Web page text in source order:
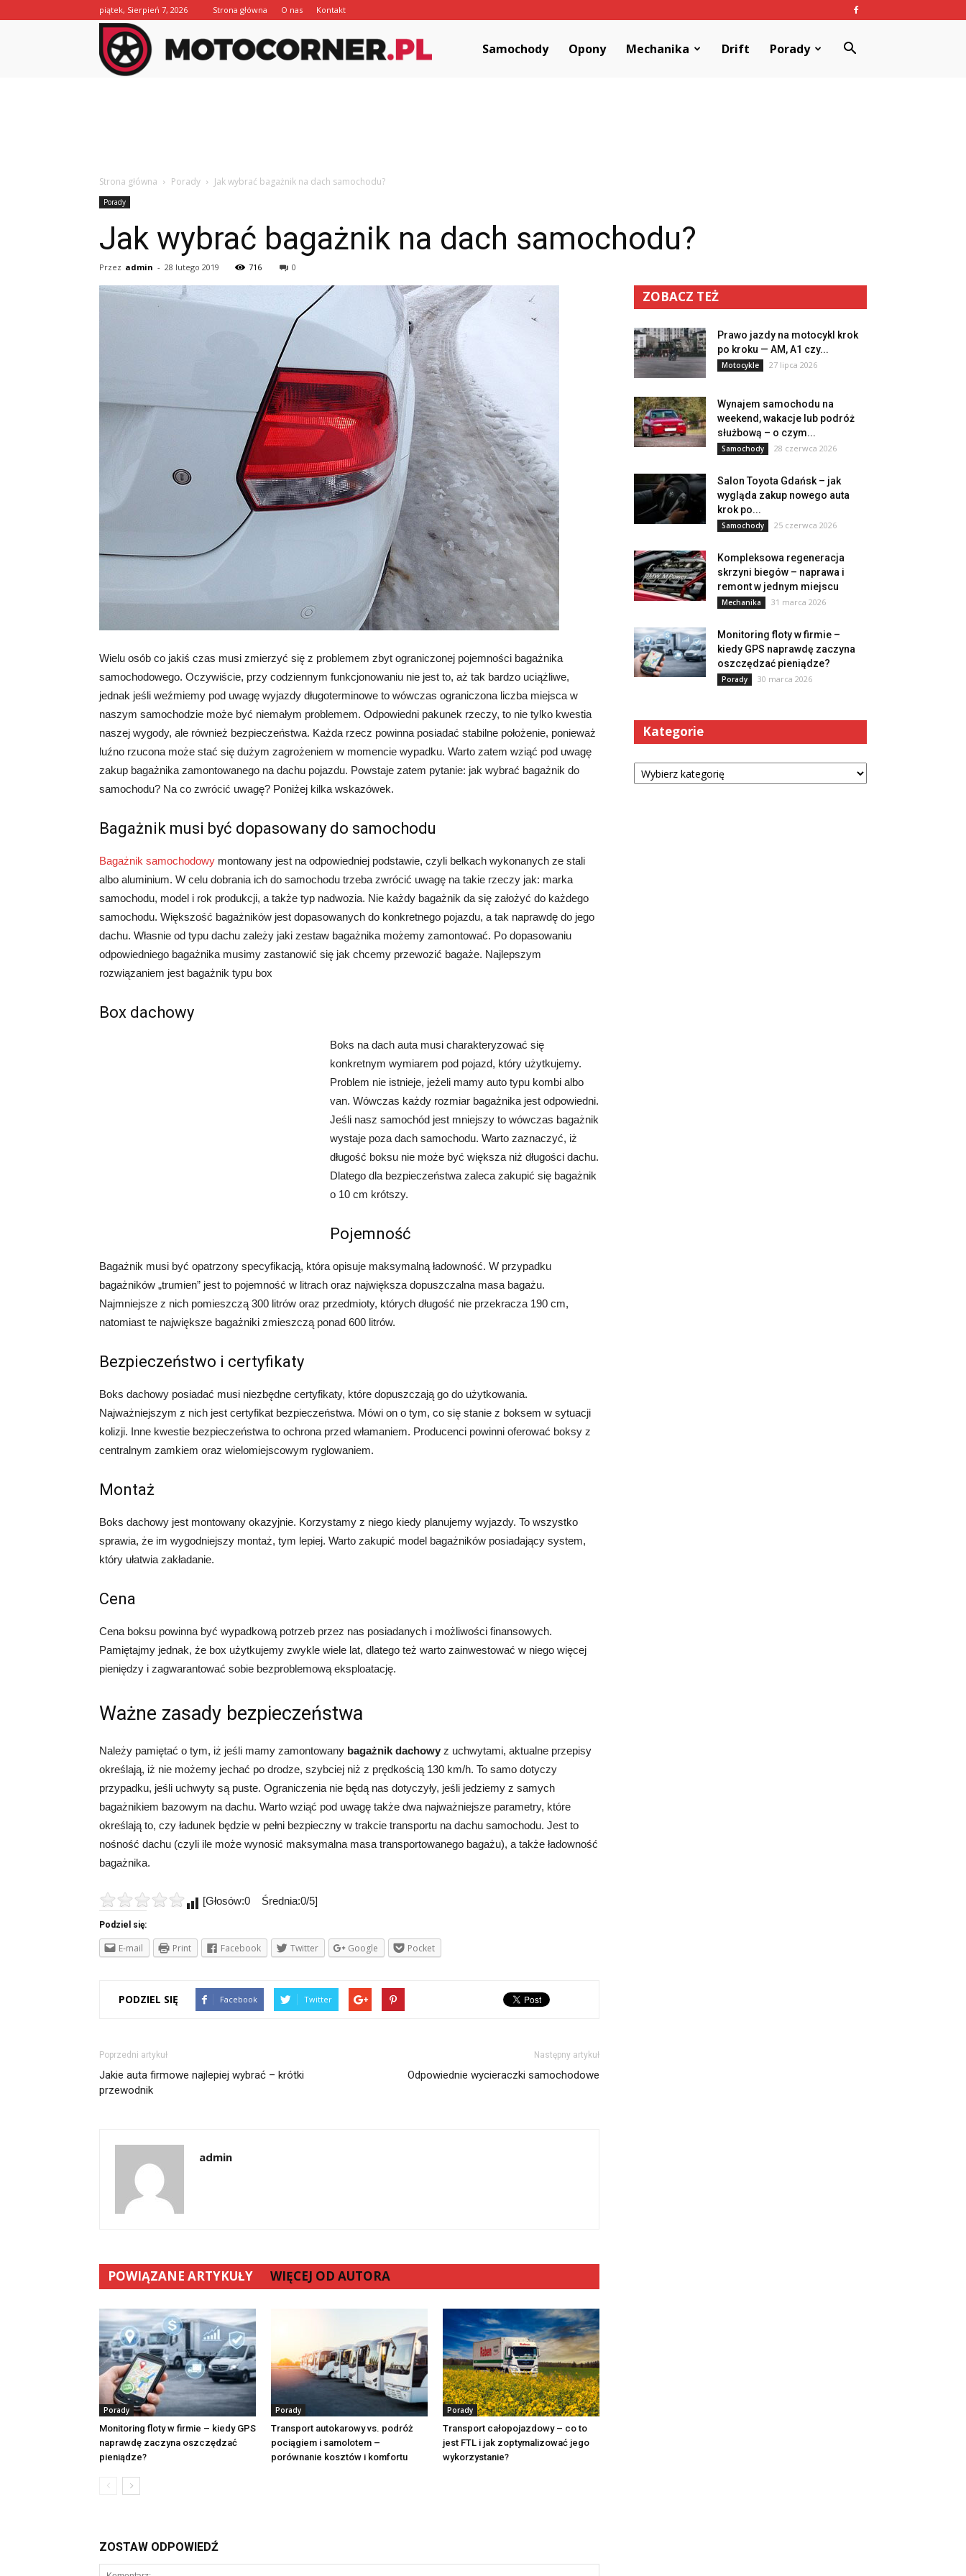
piątek, Sierpień 7, 2026 Strona główna O nas Kontakt
MotoCorner.plSamochody Opony Mechanika Drift Porady
Strona główna Porady Jak wybrać bagażnik na dach samochodu?
Porady
Jak wybrać bagażnik na dach samochodu?
Przez admin - 28 lutego 2019 716 0
Wielu osób co jakiś czas musi zmierzyć się z problemem zbyt ograniczonej pojemności bagażnika
samochodowego. Oczywiście, przy codziennym funkcjonowaniu nie jest to, aż tak bardzo uciążliwe,
jednak jeśli weźmiemy pod uwagę wyjazdy długoterminowe to wówczas ograniczona liczba miejsca w
naszym samochodzie może być niemałym problemem. Odpowiedni pakunek rzeczy, to nie tylko kwestia
naszej wygody, ale również bezpieczeństwa. Każda rzecz powinna posiadać stabilne położenie, ponieważ
luźno rzucona może stać się dużym zagrożeniem w momencie wypadku. Warto zatem wziąć pod uwagę
zakup bagażnika zamontowanego na dachu pojazdu. Powstaje zatem pytanie: jak wybrać bagażnik do
samochodu? Na co zwrócić uwagę? Poniżej kilka wskazówek.
Bagażnik musi być dopasowany do samochodu
Bagażnik samochodowy montowany jest na odpowiedniej podstawie, czyli belkach wykonanych ze stali
albo aluminium. W celu dobrania ich do samochodu trzeba zwrócić uwagę na takie rzeczy jak: marka
samochodu, model i rok produkcji, a także typ nadwozia. Nie każdy bagażnik da się założyć do każdego
samochodu. Większość bagażników jest dopasowanych do konkretnego pojazdu, a tak naprawdę do jego
dachu. Własnie od typu dachu zależy jaki zestaw bagażnika możemy zamontować. Po dopasowaniu
odpowiedniego bagażnika musimy zastanowić się jak chcemy przewozić bagaże. Najlepszym
rozwiązaniem jest bagażnik typu box
Box dachowy
Boks na dach auta musi charakteryzować się
konkretnym wymiarem pod pojazd, który użytkujemy.
Problem nie istnieje, jeżeli mamy auto typu kombi albo
van. Wówczas każdy rozmiar bagażnika jest odpowiedni.
Jeśli nasz samochód jest mniejszy to wówczas bagażnik
wystaje poza dach samochodu. Warto zaznaczyć, iż
długość boksu nie może być większa niż długości dachu.
Dlatego dla bezpieczeństwa zaleca zakupić się bagażnik
o 10 cm krótszy.
Pojemność
Bagażnik musi być opatrzony specyfikacją, która opisuje maksymalną ładowność. W przypadku
bagażników „trumien” jest to pojemność w litrach oraz największa dopuszczalna masa bagażu.
Najmniejsze z nich pomieszczą 300 litrów oraz przedmioty, których długość nie przekracza 190 cm,
natomiast te największe bagażniki zmieszczą ponad 600 litrów.
Bezpieczeństwo i certyfikaty
Boks dachowy posiadać musi niezbędne certyfikaty, które dopuszczają go do użytkowania.
Najważniejszym z nich jest certyfikat bezpieczeństwa. Mówi on o tym, co się stanie z boksem w sytuacji
kolizji. Inne kwestie bezpieczeństwa to ochrona przed włamaniem. Producenci powinni oferować boksy z
centralnym zamkiem oraz wielomiejscowym ryglowaniem.
Montaż
Boks dachowy jest montowany okazyjnie. Korzystamy z niego kiedy planujemy wyjazdy. To wszystko
sprawia, że im wygodniejszy montaż, tym lepiej. Warto zakupić model bagażników posiadający system,
który ułatwia zakładanie.
Cena
Cena boksu powinna być wypadkową potrzeb przez nas posiadanych i możliwości finansowych.
Pamiętajmy jednak, że box użytkujemy zwykle wiele lat, dlatego też warto zainwestować w niego więcej
pieniędzy i zagwarantować sobie bezproblemową eksploatację.
Ważne zasady bezpieczeństwa
Należy pamiętać o tym, iż jeśli mamy zamontowany bagażnik dachowy z uchwytami, aktualne przepisy
określają, iż nie możemy jechać po drodze, szybciej niż z prędkością 130 km/h. To samo dotyczy
przypadku, jeśli uchwyty są puste. Ograniczenia nie będą nas dotyczyły, jeśli jedziemy z samych
bagażnikiem bazowym na dachu. Warto wziąć pod uwagę także dwa najważniejsze parametry, które
określają to, czy ładunek będzie w pełni bezpieczny w trakcie transportu na dachu samochodu. Jest to
nośność dachu (czyli ile może wynosić maksymalna masa transportowanego bagażu), a także ładowność
bagażnika.
[Głosów:0 Średnia:0/5]
Podziel się:
E-mail Print Facebook Twitter Google Pocket
PODZIEL SIĘ Facebook Twitter
Poprzedni artykuł
Jakie auta firmowe najlepiej wybrać – krótki
przewodnik
Następny artykuł
Odpowiednie wycieraczki samochodowe
admin
POWIĄZANE ARTYKUŁY WIĘCEJ OD AUTORA
Porady
Monitoring floty w firmie – kiedy GPS
naprawdę zaczyna oszczędzać
pieniądze?
Porady
Transport autokarowy vs. podróż
pociągiem i samolotem –
porównanie kosztów i komfortu
Porady
Transport całopojazdowy – co to
jest FTL i jak zoptymalizować jego
wykorzystanie?
ZOSTAW ODPOWIEDŹ
ZOBACZ TEŻ
Prawo jazdy na motocykl krok
po kroku — AM, A1 czy...
Motocykle 27 lipca 2026
Wynajem samochodu na
weekend, wakacje lub podróż
służbową – o czym...
Samochody 28 czerwca 2026
Salon Toyota Gdańsk – jak
wygląda zakup nowego auta
krok po...
Samochody 25 czerwca 2026
Kompleksowa regeneracja
skrzyni biegów – naprawa i
remont w jednym miejscu
Mechanika 31 marca 2026
Monitoring floty w firmie –
kiedy GPS naprawdę zaczyna
oszczędzać pieniądze?
Porady 30 marca 2026
Kategorie
Kategorie